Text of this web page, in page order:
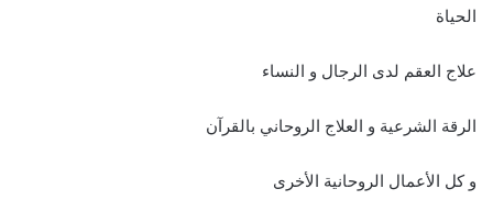
الحياة
علاج العقم لدى الرجال و النساء
الرقة الشرعية و العلاج الروحاني بالقرآن
و كل الأعمال الروحانية الأخرى